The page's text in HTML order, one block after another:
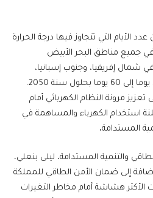
الأيام التي تتجاوز فيها درجة الحرارة
في جميع مناطق البحر الأبيض
إفريقيا، وجنوب إسبانيا،
وتركيا، حيث سيتضاعف من 30 يوما إلى 60 يوما بحلول سنة 2050.
مرونة النظام الكهربائي أمام
استخدام الكهرباء والمساهمة في
المستدامة.
والتنمية المستدامة، ليلى بنعلي،
إلى ضمان الأمن الطاقي للمملكة
الأكثر هشاشة أمام مخاطر التغيرات